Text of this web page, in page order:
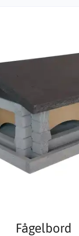
Fågelbord